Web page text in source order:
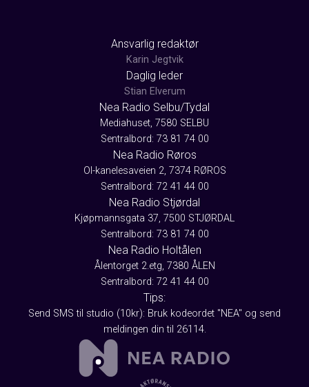
Ansvarlig redaktør
Karin Jegtvik
Daglig leder
Stian Elverum
Nea Radio Selbu/Tydal
Mediahuset, 7580 SELBU
Sentralbord: 73 81 74 00
Nea Radio Røros
Ol-kanelesaveien 2, 7374 RØROS
Sentralbord: 72 41 44 00
Nea Radio Stjørdal
Kjøpmannsgata 37, 7500 STJØRDAL
Sentralbord: 73 81 74 00
Nea Radio Holtålen
Ålentorget 2.etg, 7380 ÅLEN
Sentralbord: 72 41 44 00
Tips:
Send SMS til studio (10kr): Bruk kodeordet "NEA" og send
meldingen din til 26114.